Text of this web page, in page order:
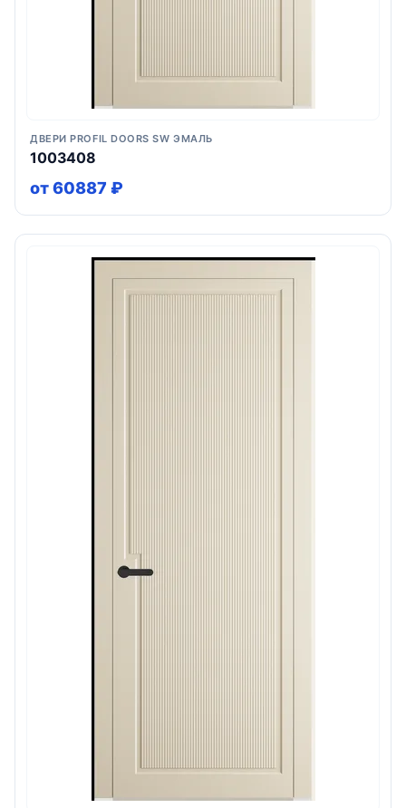
ДВЕРИ PROFIL DOORS SW ЭМАЛЬ
1003408
от 60887 ₽